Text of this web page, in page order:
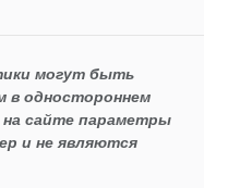
могут быть
в одностороннем
на сайте параметры
и не являются